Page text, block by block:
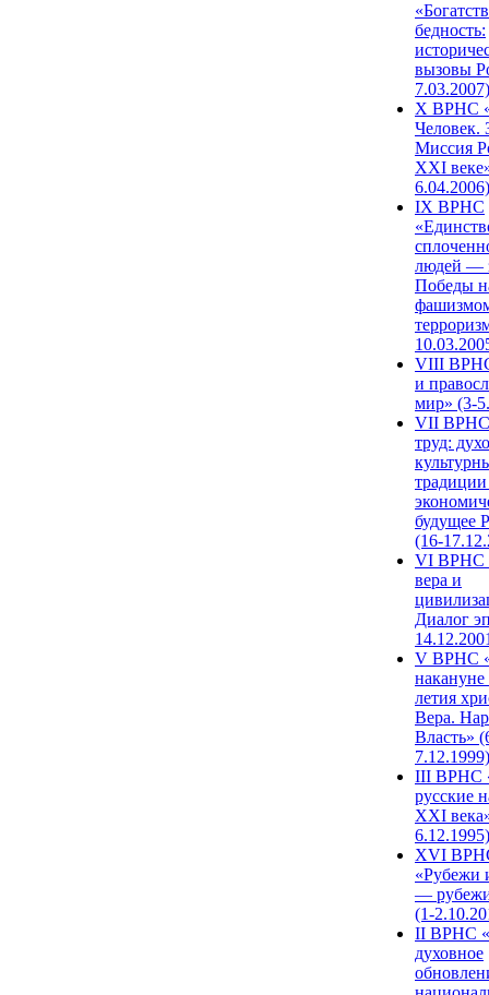
бедность:
вызовы
7.03.2007)
X ВРНС
Человек.
Миссия
XXI
6.04.2006)
IX ВРНС
людей —
Победы
VIII
и
мир» (3-
VII ВРНС
труд:
будущее
(16-
VI ВРНС
вера и
Диалог
V ВРНС
накануне
летия
Вера.
Власть»
7.12.1999)
III ВРНС
русские
XXI
6.12.1995)
XVI
«Рубежи
—
(1-
II ВРНС
духовное